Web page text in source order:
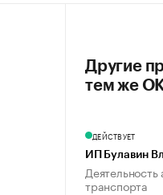
Другие
тем же
ДЕЙСТВУЕТ
ИП Булавин
Деятельность
транспорта